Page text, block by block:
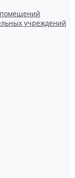
помещений
учреждений